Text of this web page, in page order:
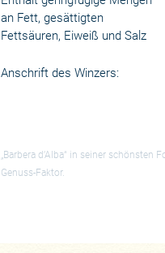
an Fett, gesättigten
Fettsäuren, Eiweiß und Salz
Anschrift des Winzers:
„Barbera d’Alba“ in seiner
Genuss-Faktor.